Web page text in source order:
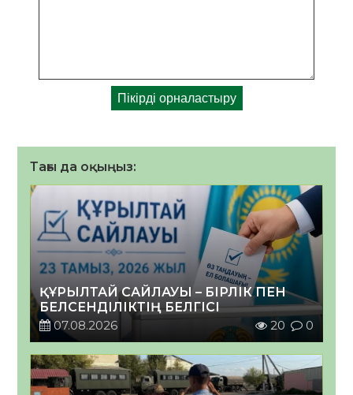
Тағы да оқыңыз:
ҚҰРЫЛТАЙ САЙЛАУЫ – БІРЛІК ПЕН
БЕЛСЕНДІЛІКТІҢ БЕЛГІСІ
07.08.2026
20 0